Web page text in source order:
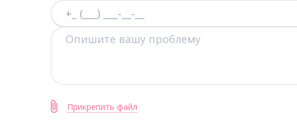
Прикрепить файл